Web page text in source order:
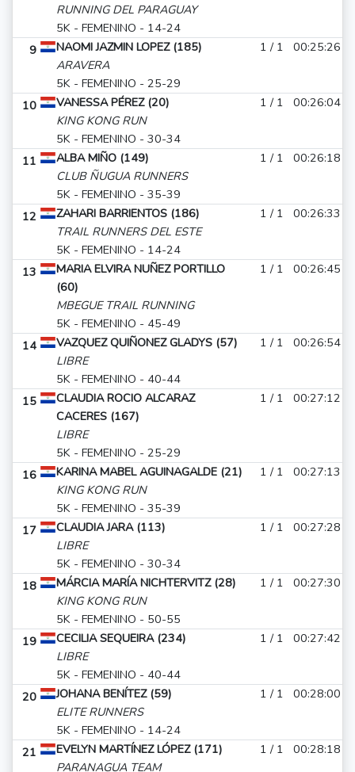
RUNNING DEL PARAGUAY
5K - FEMENINO - 14-24
9
NAOMI JAZMIN LOPEZ (185)
ARAVERA
5K - FEMENINO - 25-29
1 / 1 00:25:26
10
VANESSA PÉREZ (20)
KING KONG RUN
5K - FEMENINO - 30-34
1 / 1 00:26:04
11
ALBA MIÑO (149)
CLUB ÑUGUA RUNNERS
5K - FEMENINO - 35-39
1 / 1 00:26:18
12
ZAHARI BARRIENTOS (186)
TRAIL RUNNERS DEL ESTE
5K - FEMENINO - 14-24
1 / 1 00:26:33
13
MARIA ELVIRA NUÑEZ PORTILLO
(60)
MBEGUE TRAIL RUNNING
5K - FEMENINO - 45-49
1 / 1 00:26:45
14
VAZQUEZ QUIÑONEZ GLADYS (57)
LIBRE
5K - FEMENINO - 40-44
1 / 1 00:26:54
15
CLAUDIA ROCIO ALCARAZ
CACERES (167)
LIBRE
5K - FEMENINO - 25-29
1 / 1 00:27:12
16
KARINA MABEL AGUINAGALDE (21)
KING KONG RUN
5K - FEMENINO - 35-39
1 / 1 00:27:13
17
CLAUDIA JARA (113)
LIBRE
5K - FEMENINO - 30-34
1 / 1 00:27:28
18
MÁRCIA MARÍA NICHTERVITZ (28)
KING KONG RUN
5K - FEMENINO - 50-55
1 / 1 00:27:30
19
CECILIA SEQUEIRA (234)
LIBRE
5K - FEMENINO - 40-44
1 / 1 00:27:42
20
JOHANA BENÍTEZ (59)
ELITE RUNNERS
5K - FEMENINO - 14-24
1 / 1 00:28:00
21
EVELYN MARTÍNEZ LÓPEZ (171)
PARANAGUA TEAM
1 / 1 00:28:18